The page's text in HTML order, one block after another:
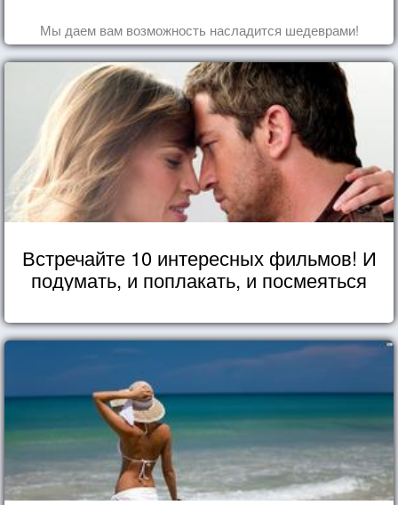
Мы даем вам возможность насладится шедеврами!
Встречайте 10 интересных фильмов! И
подумать, и поплакать, и посмеяться